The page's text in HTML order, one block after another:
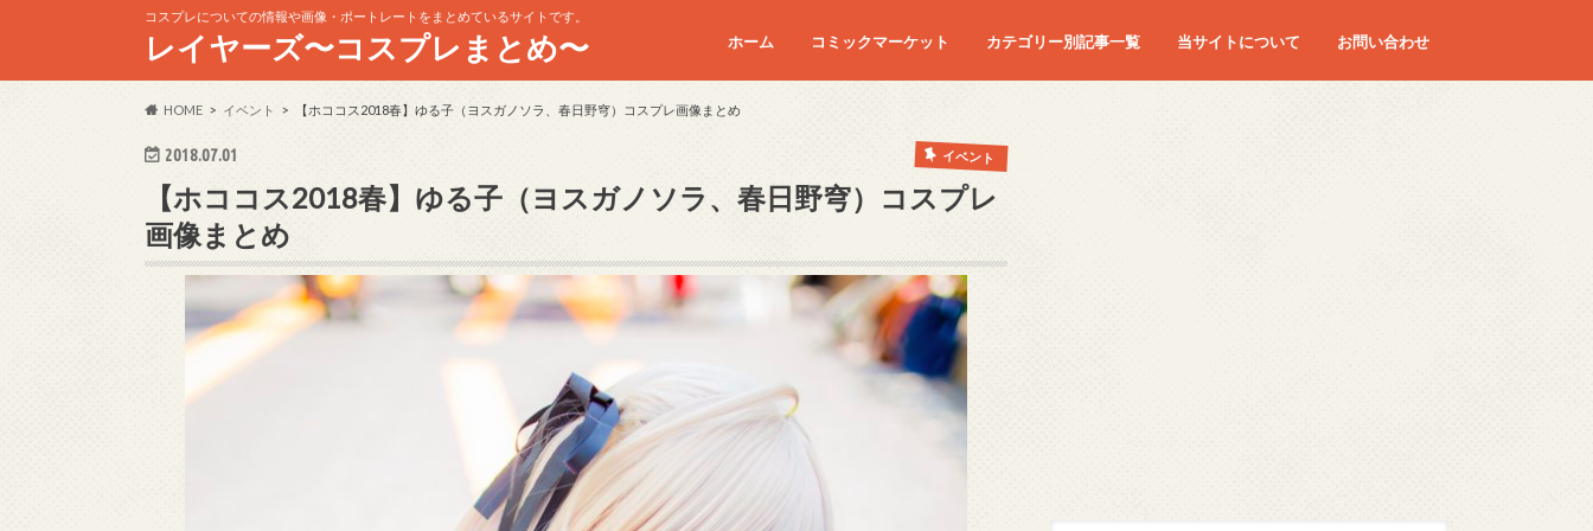
コスプレについての情報や画像・ポートレートをまとめているサイトです。
レイヤーズ〜コスプレまとめ〜 ホーム コミックマーケット
コミケC90
コミケC91
コミケC92
コミケC93
コミケC94
コミケC95
カテゴリー別記事一覧 当サイトについて お問い合わせ
HOME イベント 【ホココス2018春】ゆる子（ヨスガノソラ、春日野穹）コスプレ画像まとめ
2018.07.01 イベント
【ホココス2018春】ゆる子（ヨスガノソラ、春日野穹）コスプレ
画像まとめ